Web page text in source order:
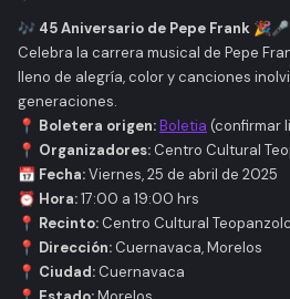
🎶 45 Aniversario de Pepe Frank 🎉🎤
Celebra la carrera musical de Pepe
lleno de alegría, color y canciones
generaciones.
📍 Boletera origen:Boletia (confirmar
📍 Organizadores: Centro Cultural
📅 Fecha:Viernes, 25 de abril de 2025
⏰ Hora:17:00 a 19:00 hrs
📍 Recinto: Centro Cultural
📍 Dirección: Cuernavaca, Morelos
📍 Ciudad: Cuernavaca